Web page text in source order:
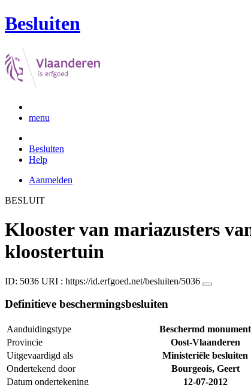
Besluiten
menu
Besluiten
Help
Aanmelden
BESLUIT
Klooster van mariazusters
kloostertuin
ID: 5036 URI : https://id.erfgoed.net/besluiten/5036
Definitieve beschermingsbesluiten
Aanduidingstype
Beschermd monument
Provincie
Oost-Vlaanderen
Uitgevaardigd als
Ministeriële besluiten
Ondertekend door
Bourgeois, Geert
Datum ondertekening
12-07-2012